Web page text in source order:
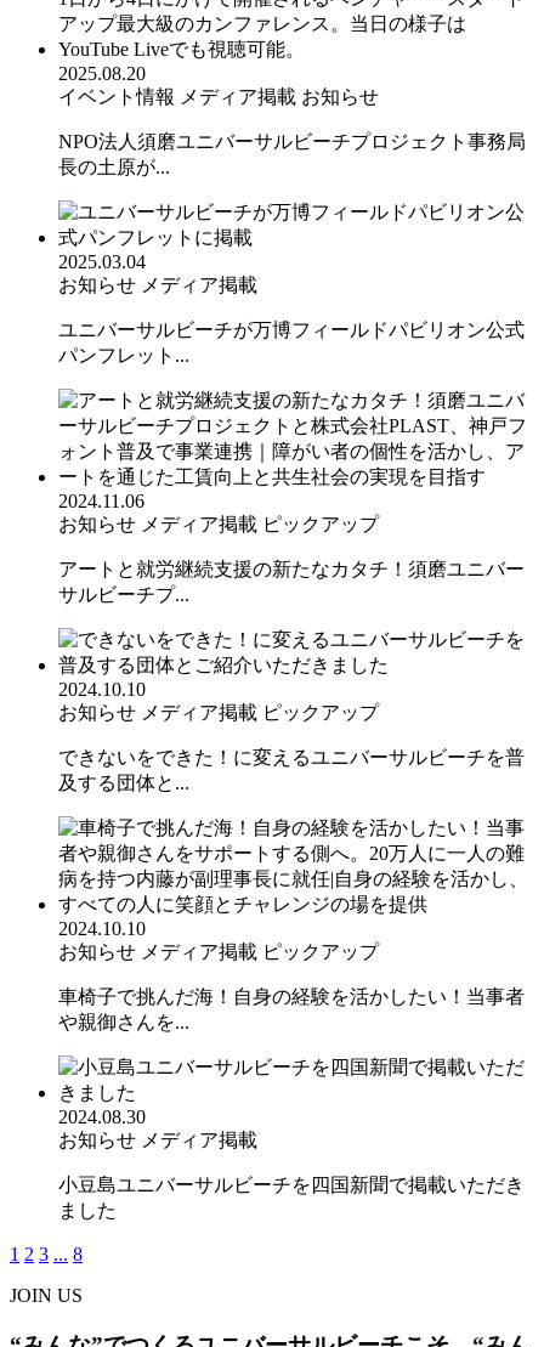
2025.08.20
イベント情報 メディア掲載 お知らせ
NPO法人須磨ユニバーサルビーチプロジェクト事務局
長の土原が...
2025.03.04
お知らせ メディア掲載
ユニバーサルビーチが万博フィールドパビリオン公式
パンフレット...
2024.11.06
お知らせ メディア掲載 ピックアップ
アートと就労継続支援の新たなカタチ！須磨ユニバー
サルビーチプ...
2024.10.10
お知らせ メディア掲載 ピックアップ
できないをできた！に変えるユニバーサルビーチを普
及する団体と...
2024.10.10
お知らせ メディア掲載 ピックアップ
車椅子で挑んだ海！自身の経験を活かしたい！当事者
や親御さんを...
2024.08.30
お知らせ メディア掲載
小豆島ユニバーサルビーチを四国新聞で掲載いただき
ました
1 2 3 ... 8
JOIN US